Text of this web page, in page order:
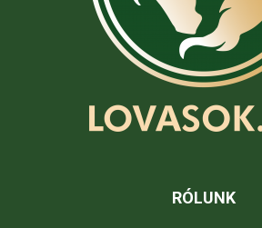
RÓLUNK